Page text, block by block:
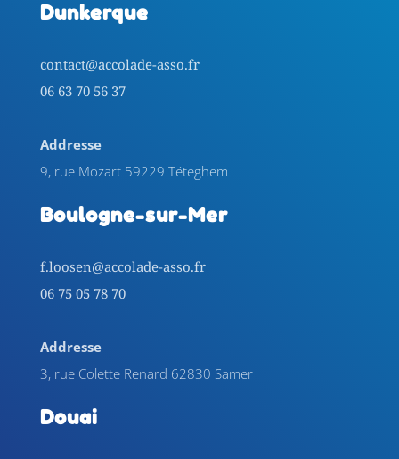
Dunkerque
contact@accolade-asso.fr
06 63 70 56 37
Addresse
9, rue Mozart 59229 Téteghem
Boulogne-sur-Mer
f.loosen@accolade-asso.fr
06 75 05 78 70
Addresse
3, rue Colette Renard 62830 Samer
Douai